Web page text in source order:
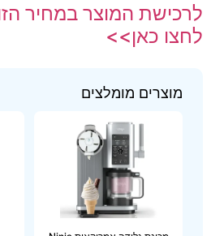
לרכישת המוצר במחיר
לחצו כאן>>
מוצרים מומלצים